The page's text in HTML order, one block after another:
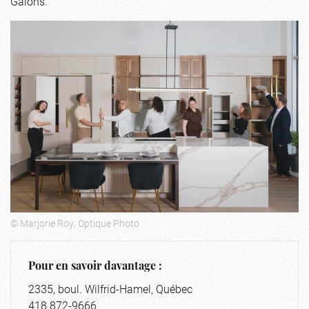
© Marjorie Roy, Optique Photo
Pour en savoir davantage :
2335, boul. Wilfrid-Hamel, Québec
418 872-9666